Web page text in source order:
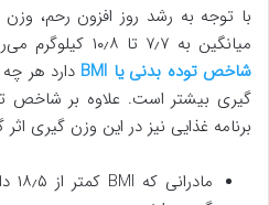
میانگین به ۷٫۷ تا ۱۰٫۸ کیلوگرم می‌رسد. البته این مقدار بستگی به
شاخص توده بدنی یا BMI
گیری بیشتر است. علاوه بر شاخص
برنامه غذایی نیز در این وزن گیری